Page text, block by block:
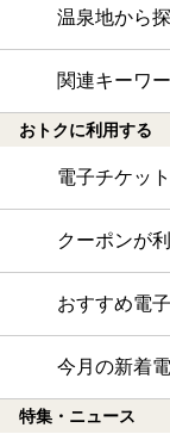
温泉地から
関連キーワ
おトクに利用する
電子チケッ
クーポンが
おすすめ電
今月の新着
特集・ニュース